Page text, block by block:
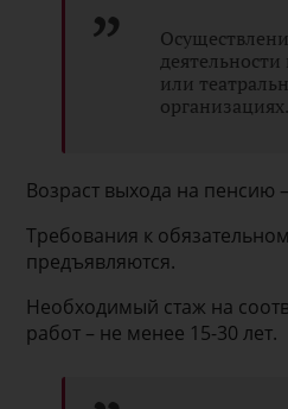
деятельности
или
организациях.
Возраст выхода на пенсию
Требования к
предъявляются.
Необходимый стаж на
работ – не менее 15-30 лет.